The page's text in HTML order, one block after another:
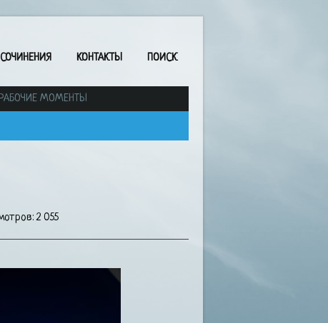
СОЧИНЕНИЯ КОНТАКТЫ ПОИСК
МОМЕНТЫ
2 055